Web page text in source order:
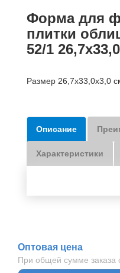
Форма для
плитки
52/1
Размер 26,7х33,0х3,0
Описание
Характеристики
Оптовая цена
При общей сумме заказа